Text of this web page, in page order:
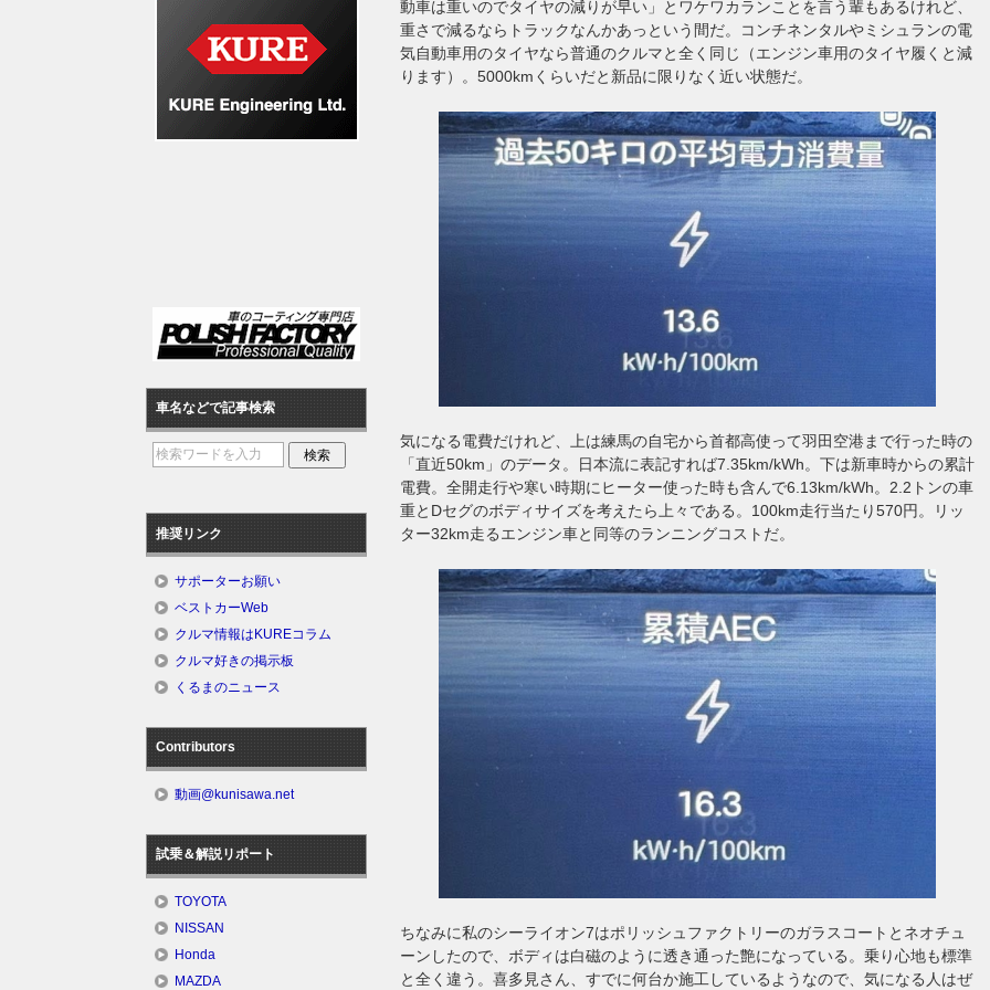
動車は重いのでタイヤの減りが早い」とワケワカランことを言う輩もあるけれど、
重さで減るならトラックなんかあっという間だ。コンチネンタルやミシュランの電
気自動車用のタイヤなら普通のクルマと全く同じ（エンジン車用のタイヤ履くと減
ります）。5000kmくらいだと新品に限りなく近い状態だ。
気になる電費だけれど、上は練馬の自宅から首都高使って羽田空港まで行った時の
「直近50km」のデータ。日本流に表記すれば7.35km/kWh。下は新車時からの累計
電費。全開走行や寒い時期にヒーター使った時も含んで6.13km/kWh。2.2トンの車
重とDセグのボディサイズを考えたら上々である。100km走行当たり570円。リッ
ター32km走るエンジン車と同等のランニングコストだ。
ちなみに私のシーライオン7はポリッシュファクトリーのガラスコートとネオチュ
ーンしたので、ボディは白磁のように透き通った艶になっている。乗り心地も標準
と全く違う。喜多見さん、すでに何台か施工しているようなので、気になる人はぜ
車名などで記事検索
推奨リンク
サポーターお願い
ベストカーWeb
クルマ情報はKUREコラム
クルマ好きの掲示板
くるまのニュース
Contributors
動画@kunisawa.net
試乗＆解説リポート
TOYOTA
NISSAN
Honda
MAZDA